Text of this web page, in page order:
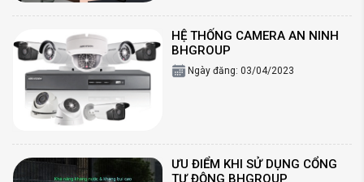
HỆ THỐNG CAMERA AN NINH
BHGROUP
Ngày đăng: 03/04/2023
ƯU ĐIỂM KHI SỬ DỤNG CỔNG
TỰ ĐỘNG BHGROUP